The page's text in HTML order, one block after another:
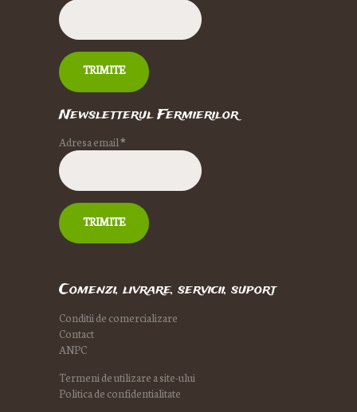
Newsletterul Fermierilor
Adresa email*
Comenzi, livrare, servicii, suport
Conditii de comercializare
Contact
ANPC
Termeni de utilizare a site-ului
Politica de confidentialitate